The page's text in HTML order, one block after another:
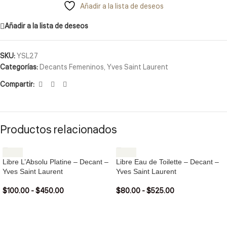
Añadir a la lista de deseos
Añadir a la lista de deseos
SKU:YSL27
Categorías:Decants Femeninos, Yves Saint Laurent
Compartir:
Productos relacionados
Libre L’Absolu Platine – Decant –
Yves Saint Laurent
$100.00 -$450.00
Libre Eau de Toilette – Decant –
Yves Saint Laurent
$80.00 -$525.00